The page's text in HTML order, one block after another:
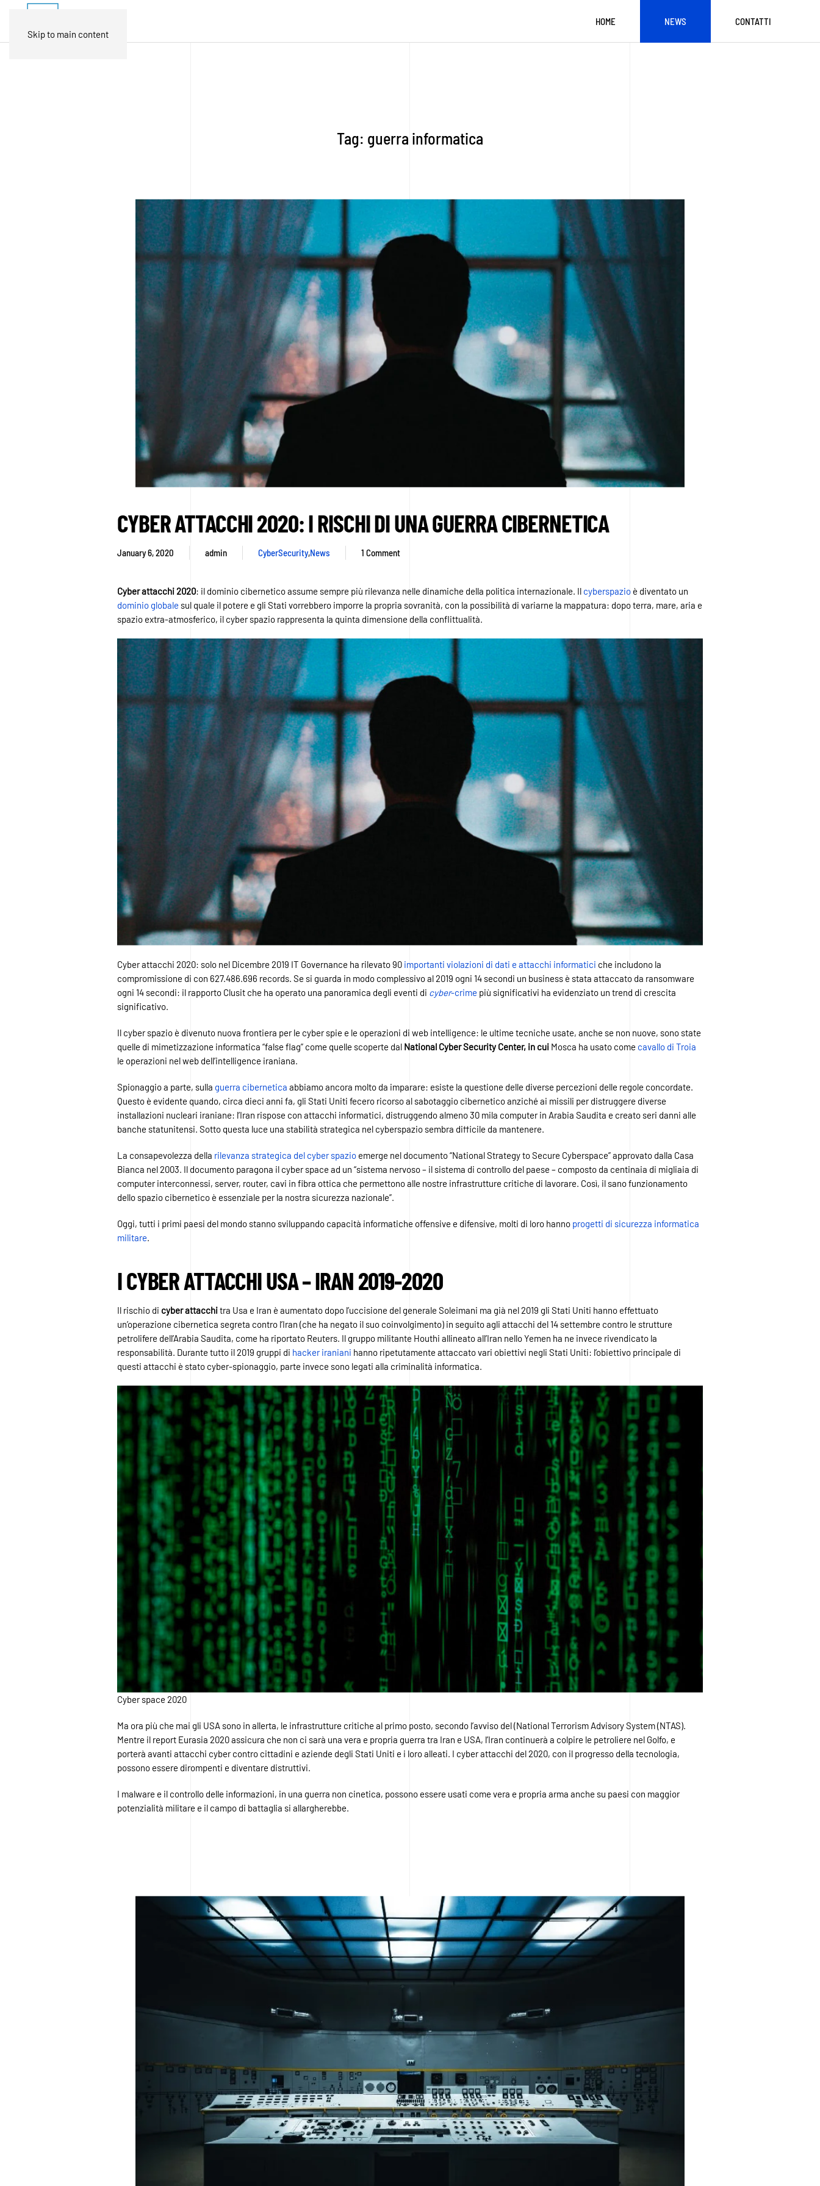
Skip to main content
HOME NEWS CONTATTI
Tag: guerra informatica
CYBER ATTACCHI 2020: I RISCHI DI UNA GUERRA CIBERNETICA
January 6, 2020 admin CyberSecurity,News 1 Comment
on
attacchi
2020:
una
guerra
cibernetica
Cyber attacchi 2020: il dominio cibernetico assume sempre più rilevanza nelle dinamiche della politica internazionale. Il cyberspazio è diventato un
dominio globale sul quale il potere e gli Stati vorrebbero imporre la propria sovranità, con la possibilità di variarne la mappatura: dopo terra, mare, aria e
spazio extra-atmosferico, il cyber spazio rappresenta la quinta dimensione della conflittualità.
Cyber attacchi 2020: solo nel Dicembre 2019 IT Governance ha rilevato 90 importanti violazioni di dati e attacchi informatici che includono la
compromissione di con 627.486.696 records. Se si guarda in modo complessivo al 2019 ogni 14 secondi un business è stata attaccato da ransomware
ogni 14 secondi: il rapporto Clusit che ha operato una panoramica degli eventi di cyber-crime più significativi ha evidenziato un trend di crescita
significativo.
Il cyber spazio è divenuto nuova frontiera per le cyber spie e le operazioni di web intelligence: le ultime tecniche usate, anche se non nuove, sono state
quelle di mimetizzazione informatica “false flag” come quelle scoperte dal National Cyber Security Center, in cui Mosca ha usato come cavallo di Troia
le operazioni nel web dell’intelligence iraniana.
Spionaggio a parte, sulla guerra cibernetica abbiamo ancora molto da imparare: esiste la questione delle diverse percezioni delle regole concordate.
Questo è evidente quando, circa dieci anni fa, gli Stati Uniti fecero ricorso al sabotaggio cibernetico anziché ai missili per distruggere diverse
installazioni nucleari iraniane: l’Iran rispose con attacchi informatici, distruggendo almeno 30 mila computer in Arabia Saudita e creato seri danni alle
banche statunitensi. Sotto questa luce una stabilità strategica nel cyberspazio sembra difficile da mantenere.
La consapevolezza della rilevanza strategica del cyber spazio emerge nel documento “National Strategy to Secure Cyberspace” approvato dalla Casa
Bianca nel 2003. Il documento paragona il cyber space ad un “sistema nervoso – il sistema di controllo del paese – composto da centinaia di migliaia di
computer interconnessi, server, router, cavi in fibra ottica che permettono alle nostre infrastrutture critiche di lavorare. Così, il sano funzionamento
dello spazio cibernetico è essenziale per la nostra sicurezza nazionale”.
Oggi, tutti i primi paesi del mondo stanno sviluppando capacità informatiche offensive e difensive, molti di loro hanno progetti di sicurezza informatica
militare.
I CYBER ATTACCHI USA – IRAN 2019-2020
Il rischio di cyber attacchitra Usa e Iran è aumentato dopo l’uccisione del generale Soleimani ma già nel 2019 gli Stati Uniti hanno effettuato
un’operazione cibernetica segreta contro l’Iran (che ha negato il suo coinvolgimento) in seguito agli attacchi del 14 settembre contro le strutture
petrolifere dell’Arabia Saudita, come ha riportato Reuters. Il gruppo militante Houthi allineato all’Iran nello Yemen ha ne invece rivendicato la
responsabilità. Durante tutto il 2019 gruppi di hacker iraniani hanno ripetutamente attaccato vari obiettivi negli Stati Uniti: l’obiettivo principale di
questi attacchi è stato cyber-spionaggio, parte invece sono legati alla criminalità informatica.
Cyber space 2020
Ma ora più che mai gli USA sono in allerta, le infrastrutture critiche al primo posto, secondo l’avviso del (National Terrorism Advisory System (NTAS).
Mentre il report Eurasia 2020 assicura che non ci sarà una vera e propria guerra tra Iran e USA, l’Iran continuerà a colpire le petroliere nel Golfo, e
porterà avanti attacchi cyber contro cittadini e aziende degli Stati Uniti e i loro alleati. I cyber attacchi del 2020, con il progresso della tecnologia,
possono essere dirompenti e diventare distruttivi.
I malware e il controllo delle informazioni, in una guerra non cinetica, possono essere usati come vera e propria arma anche su paesi con maggior
potenzialità militare e il campo di battaglia si allargherebbe.